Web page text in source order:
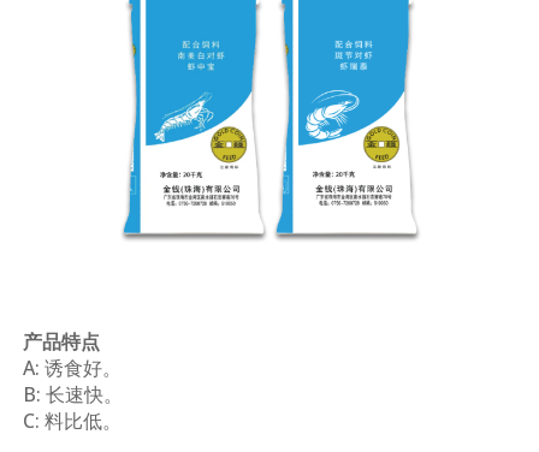
产品特点
A: 诱食好。
B: 长速快。
C: 料比低。